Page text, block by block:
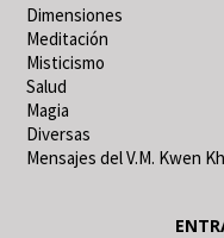
Dimensiones
Meditación
Misticismo
Salud
Magia
Diversas
Mensajes del V.M. Kwen